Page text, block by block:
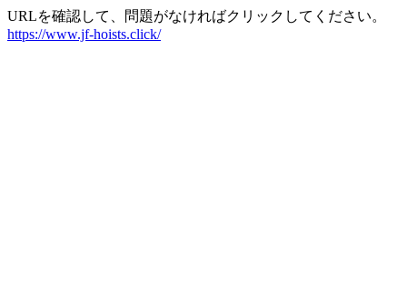
URLを確認して、問題がなければクリックしてください。
https://www.jf-hoists.click/